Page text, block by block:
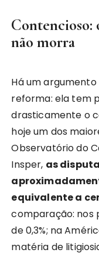
Contencioso:
não morra
Há um
reforma: ela tem
drasticamente o
hoje um dos
Observatório do
Insper, as
equivalente a
comparação: nos
de 0,3%; na
matéria de